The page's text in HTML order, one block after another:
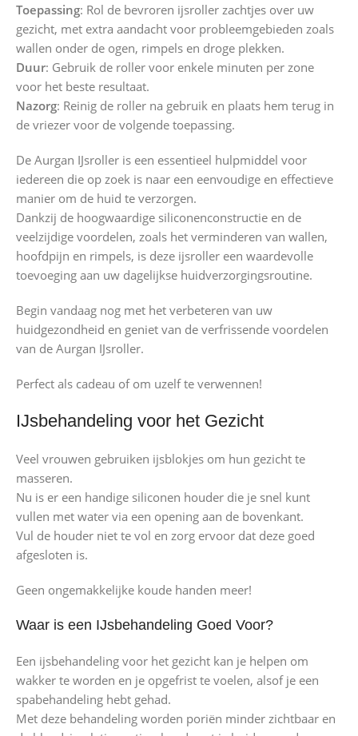
Toepassing: Rol de bevroren ijsroller zachtjes over uw
gezicht, met extra aandacht voor probleemgebieden zoals
wallen onder de ogen, rimpels en droge plekken.
Duur: Gebruik de roller voor enkele minuten per zone
voor het beste resultaat.
Nazorg: Reinig de roller na gebruik en plaats hem terug in
de vriezer voor de volgende toepassing.
De Aurgan IJsroller is een essentieel hulpmiddel voor
iedereen die op zoek is naar een eenvoudige en effectieve
manier om de huid te verzorgen.
Dankzij de hoogwaardige siliconenconstructie en de
veelzijdige voordelen, zoals het verminderen van wallen,
hoofdpijn en rimpels, is deze ijsroller een waardevolle
toevoeging aan uw dagelijkse huidverzorgingsroutine.
Begin vandaag nog met het verbeteren van uw
huidgezondheid en geniet van de verfrissende voordelen
van de Aurgan IJsroller.
Perfect als cadeau of om uzelf te verwennen!
IJsbehandeling voor het Gezicht
Veel vrouwen gebruiken ijsblokjes om hun gezicht te
masseren.
Nu is er een handige siliconen houder die je snel kunt
vullen met water via een opening aan de bovenkant.
Vul de houder niet te vol en zorg ervoor dat deze goed
afgesloten is.
Geen ongemakkelijke koude handen meer!
Waar is een IJsbehandeling Goed Voor?
Een ijsbehandeling voor het gezicht kan je helpen om
wakker te worden en je opgefrist te voelen, alsof je een
spabehandeling hebt gehad.
Met deze behandeling worden poriën minder zichtbaar en